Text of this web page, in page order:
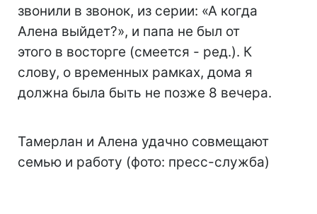
звонили в звонок, из серии: «А когда
Алена выйдет?», и папа не был от
этого в восторге (смеется - ред.). К
слову, о временных рамках, дома я
должна была быть не позже 8 вечера.
Тамерлан и Алена удачно совмещают
семью и работу (фото: пресс-служба)